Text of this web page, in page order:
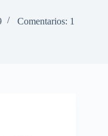
Comentarios: 1